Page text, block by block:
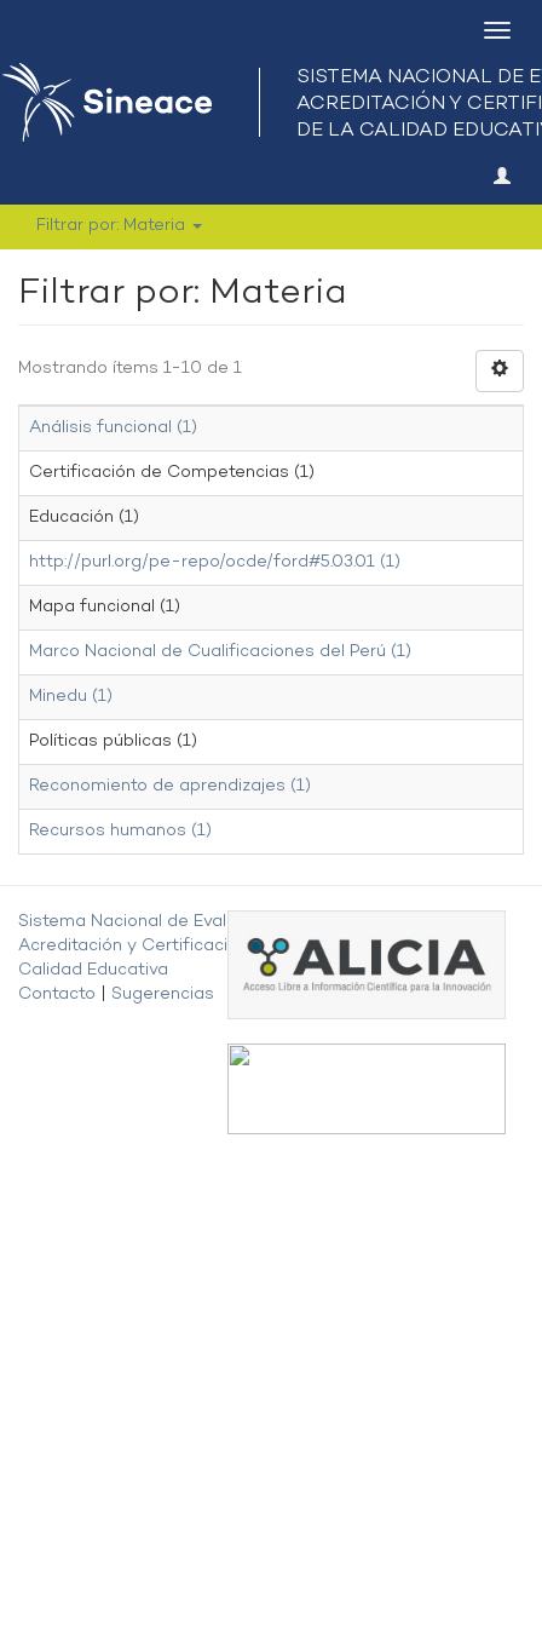
Filtrar por: Materia
Filtrar por: Materia
Mostrando ítems 1-10 de 1
Análisis funcional (1)
Certificación de Competencias (1)
Educación (1)
http://purl.org/pe-repo/ocde/ford#5.03.01 (1)
Mapa funcional (1)
Marco Nacional de Cualificaciones del Perú (1)
Minedu (1)
Políticas públicas (1)
Reconomiento de aprendizajes (1)
Recursos humanos (1)
Sistema Nacional de Evaluación,
Acreditación y Certificación de la
Calidad Educativa
Contacto
Sugerencias